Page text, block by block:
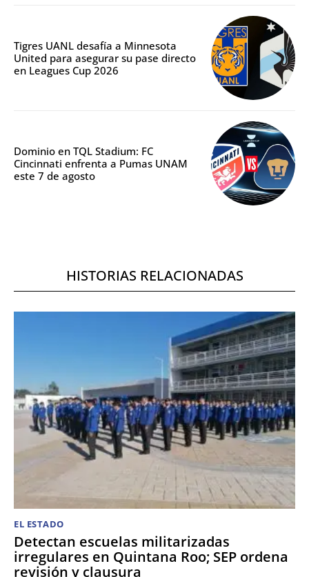
Tigres UANL desafía a Minnesota
United para asegurar su pase directo
en Leagues Cup 2026
Dominio en TQL Stadium: FC
Cincinnati enfrenta a Pumas UNAM
este 7 de agosto
HISTORIAS RELACIONADAS
EL ESTADO
Detectan escuelas militarizadas
irregulares en Quintana Roo; SEP ordena
revisión y clausura